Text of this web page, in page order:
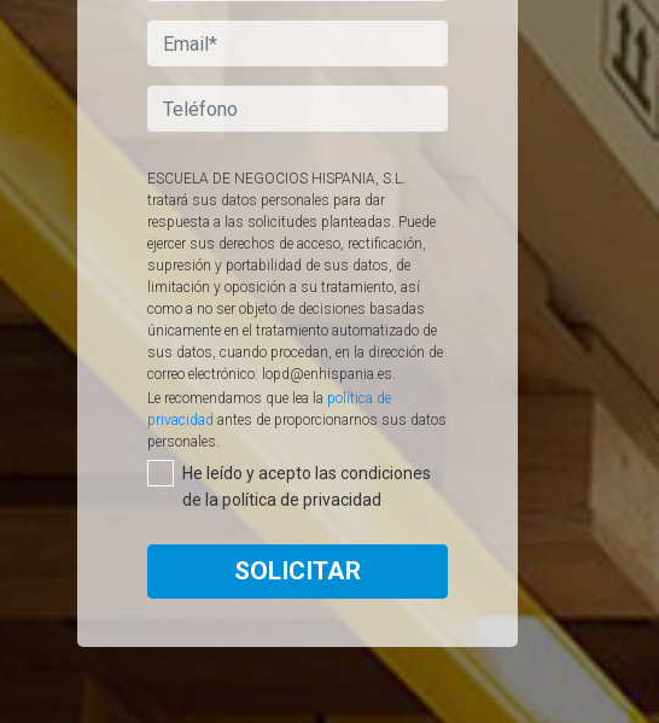
ESCUELA DE NEGOCIOS HISPANIA, S.L.
tratará sus datos personales para dar
respuesta a las solicitudes planteadas. Puede
ejercer sus derechos de acceso, rectificación,
supresión y portabilidad de sus datos, de
limitación y oposición a su tratamiento, así
como a no ser objeto de decisiones basadas
únicamente en el tratamiento automatizado de
sus datos, cuando procedan, en la dirección de
correo electrónico: lopd@enhispania.es.
Le recomendamos que lea la política de
privacidad antes de proporcionarnos sus datos
personales.​
He leído y acepto las condiciones
de la política de privacidad
SOLICITAR